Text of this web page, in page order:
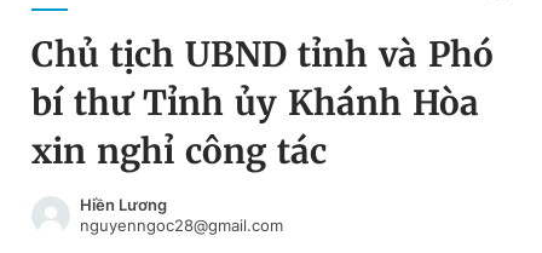
Chuyên mục
Chuyên mục khác
Chào ngày mới
Đổi mật khẩu
Tin đã lưu
Tin đã xem
Đăng xuất
Chủ tịch UBND tỉnh và Phó
bí thư Tỉnh ủy Khánh Hòa
xin nghỉ công tác
Hiền Lương
nguyenngoc28@gmail.com